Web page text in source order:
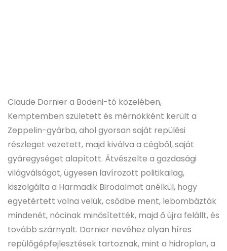
Claude Dornier a Bodeni-tó közelében,
Kemptemben született és mérnökként került a
Zeppelin-gyárba, ahol gyorsan saját repülési
részleget vezetett, majd kiválva a cégből, saját
gyáregységet alapított. Átvészelte a gazdasági
világválságot, ügyesen lavírozott politikailag,
kiszolgálta a Harmadik Birodalmat anélkül, hogy
egyetértett volna velük, csődbe ment, lebombázták
mindenét, nácinak minősítették, majd ő újra felállt, és
tovább szárnyalt. Dornier nevéhez olyan híres
repülőgépfejlesztések tartoznak, mint a hidroplan, a